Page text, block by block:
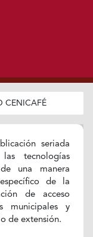
CENICAFÉ
seriada
tecnologías
una manera
de la
de acceso
municipales y
de extensión.